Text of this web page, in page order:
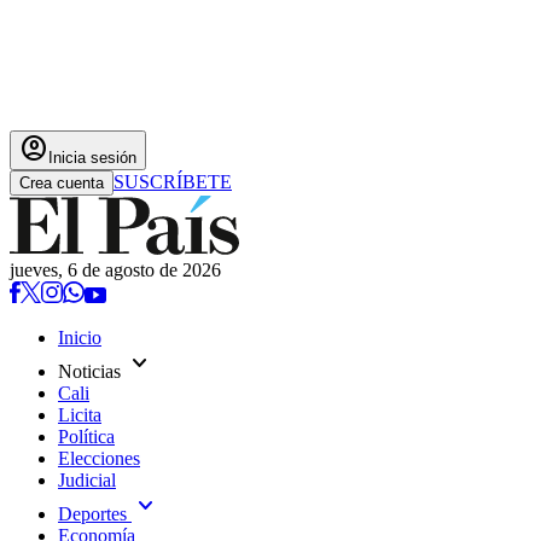
account_circle Inicia sesión
Crea cuenta SUSCRÍBETE
jueves, 6 de agosto de 2026
Inicio
Noticias expand_more
Cali
Licita
Política
Elecciones
Judicial
Deportes expand_more
Economía